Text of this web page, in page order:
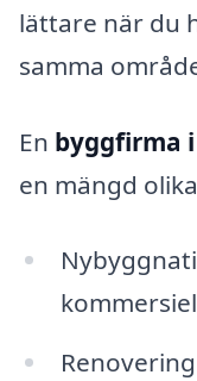
lättare när du
samma
En byggfirma
en mängd